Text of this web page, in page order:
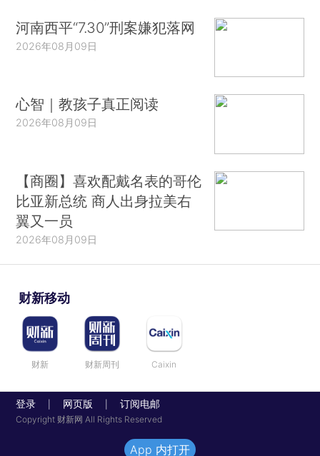
河南西平“7.30”刑案嫌犯落网
2026年08月09日
心智｜教孩子真正阅读
2026年08月09日
【商圈】喜欢配戴名表的哥伦
比亚新总统 商人出身拉美右
翼又一员
2026年08月09日
财新移动
财新 财新周刊 Caixin
登录 网页版 订阅电邮
Copyright 财新网 All Rights Reserved
App 内打开